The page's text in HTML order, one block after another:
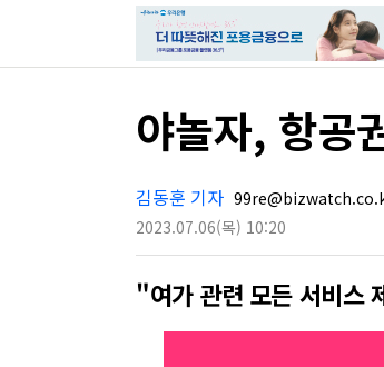
야놀자, 항공
김동훈 기자
2023.07.06(목) 10:20
"여가 관련 모든 서비